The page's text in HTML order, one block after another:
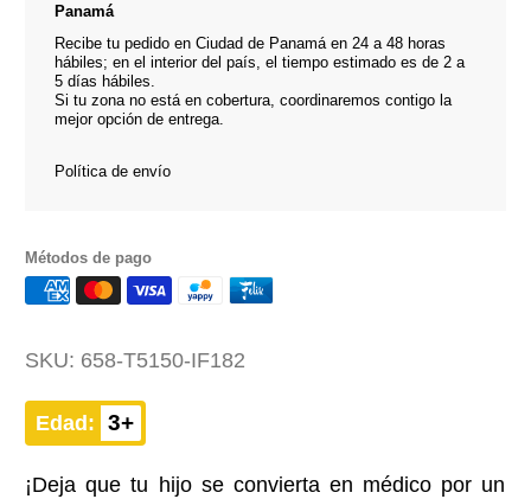
Panamá
Recibe tu pedido en Ciudad de Panamá en 24 a 48 horas
hábiles; en el interior del país, el tiempo estimado es de 2 a
5 días hábiles.
Si tu zona no está en cobertura, coordinaremos contigo la
mejor opción de entrega.
Política de envío
Métodos de pago
SKU: 658-T5150-IF182
Edad: 3+
¡Deja que tu hijo se convierta en médico por un